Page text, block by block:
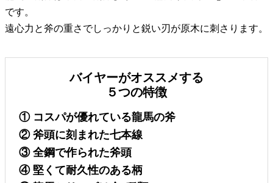
です。
遠心力と斧の重さでしっかりと鋭い刃が原木に刺さります。
バイヤーがオススメする
５つの特徴
① コスパが優れている龍馬の斧
② 斧頭に刻まれた七本線
③ 全鋼で作られた斧頭
④ 堅くて耐久性のある柄